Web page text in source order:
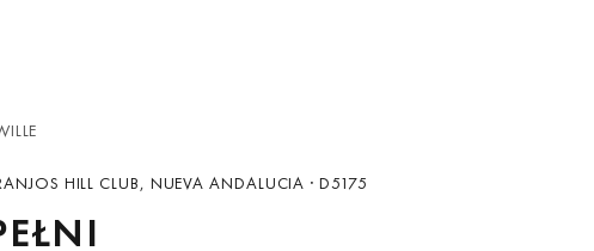
HILL CLUB, NUEVA ANDALUCIA · D5175